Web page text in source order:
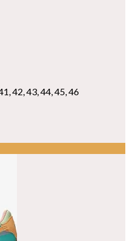
42, 43, 44, 45, 46